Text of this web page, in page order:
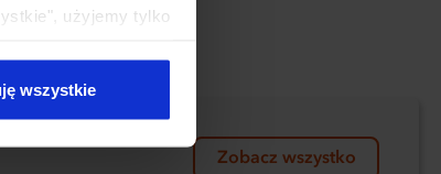
użyjemy tylko
wszystkie
Zobacz wszystko